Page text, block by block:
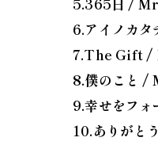
6.アイノカ
7.The Gift /
8.僕のこと
9.幸せをフ
10.ありがと